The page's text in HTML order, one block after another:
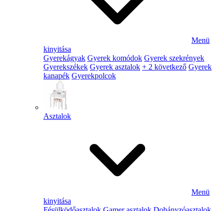
Menü
kinyitása
Gyerekágyak Gyerek komódok Gyerek szekrények
Gyerekszékek Gyerek asztalok + 2 következő Gyerek
kanapék Gyerekpolcok
Asztalok
Menü
kinyitása